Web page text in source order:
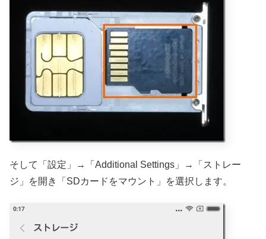
そして「設定」→「Additional Settings」→「ストレー
ジ」を開き「SDカードをマウント」を選択します。